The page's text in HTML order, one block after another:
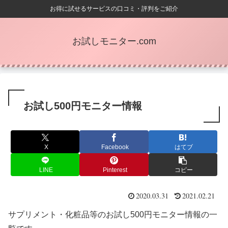
お得に試せるサービスの口コミ・評判をご紹介
お試しモニター.com
お試し500円モニター情報
X Facebook はてブ
LINE Pinterest コピー
2020.03.31 2021.02.21
サプリメント・化粧品等のお試し500円モニター情報の一